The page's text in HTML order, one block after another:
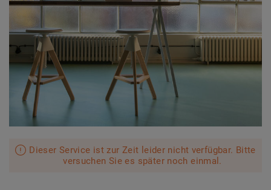
Dieser Service ist zur Zeit leider nicht verfügbar. Bitte
versuchen Sie es später noch einmal.